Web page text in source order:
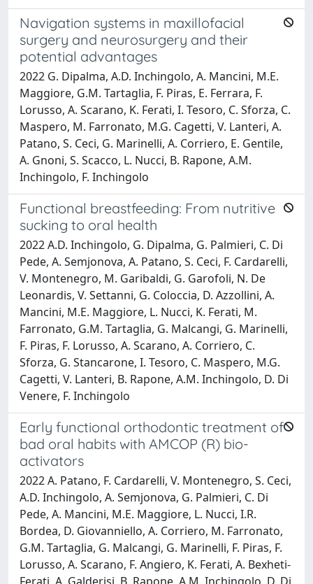
Navigation systems in maxillofacial
surgery and neurosurgery and their
potential advantages
2022 G. Dipalma, A.D. Inchingolo, A. Mancini, M.E.
Maggiore, G.M. Tartaglia, F. Piras, E. Ferrara, F.
Lorusso, A. Scarano, K. Ferati, I. Tesoro, C. Sforza, C.
Maspero, M. Farronato, M.G. Cagetti, V. Lanteri, A.
Patano, S. Ceci, G. Marinelli, A. Corriero, E. Gentile,
A. Gnoni, S. Scacco, L. Nucci, B. Rapone, A.M.
Inchingolo, F. Inchingolo
Functional breastfeeding: From nutritive
sucking to oral health
2022 A.D. Inchingolo, G. Dipalma, G. Palmieri, C. Di
Pede, A. Semjonova, A. Patano, S. Ceci, F. Cardarelli,
V. Montenegro, M. Garibaldi, G. Garofoli, N. De
Leonardis, V. Settanni, G. Coloccia, D. Azzollini, A.
Mancini, M.E. Maggiore, L. Nucci, K. Ferati, M.
Farronato, G.M. Tartaglia, G. Malcangi, G. Marinelli,
F. Piras, F. Lorusso, A. Scarano, A. Corriero, C.
Sforza, G. Stancarone, I. Tesoro, C. Maspero, M.G.
Cagetti, V. Lanteri, B. Rapone, A.M. Inchingolo, D. Di
Venere, F. Inchingolo
Early functional orthodontic treatment of
bad oral habits with AMCOP (R) bio-
activators
2022 A. Patano, F. Cardarelli, V. Montenegro, S. Ceci,
A.D. Inchingolo, A. Semjonova, G. Palmieri, C. Di
Pede, A. Mancini, M.E. Maggiore, L. Nucci, I.R.
Bordea, D. Giovanniello, A. Corriero, M. Farronato,
G.M. Tartaglia, G. Malcangi, G. Marinelli, F. Piras, F.
Lorusso, A. Scarano, F. Angiero, K. Ferati, A. Bexheti-